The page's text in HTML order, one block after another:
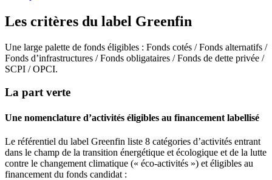
Les critères du label Greenfin
Une large palette de fonds éligibles : Fonds cotés / Fonds alternatifs /
Fonds d’infrastructures / Fonds obligataires / Fonds de dette privée /
SCPI / OPCI.
La part verte
Une nomenclature d’activités éligibles au financement labellisé
Le référentiel du label Greenfin liste 8 catégories d’activités entrant
dans le champ de la transition énergétique et écologique et de la lutte
contre le changement climatique (« éco-activités ») et éligibles au
financement du fonds candidat :